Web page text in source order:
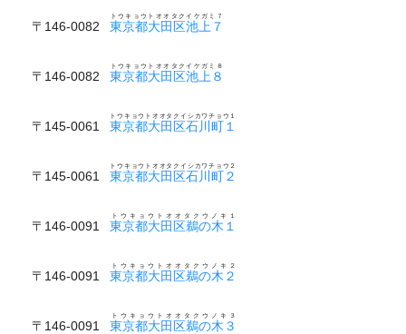
〒146-0082 東京都大田区池上７
トウキョウトオオタクイケガミ７
〒146-0082 東京都大田区池上８
トウキョウトオオタクイケガミ８
〒145-0061 東京都大田区石川町１
トウキョウトオオタクイシカワチョウ１
〒145-0061 東京都大田区石川町２
トウキョウトオオタクイシカワチョウ２
〒146-0091 東京都大田区鵜の木１
トウキョウトオオタクウノキ１
〒146-0091 東京都大田区鵜の木２
トウキョウトオオタクウノキ２
〒146-0091 東京都大田区鵜の木３
トウキョウトオオタクウノキ３